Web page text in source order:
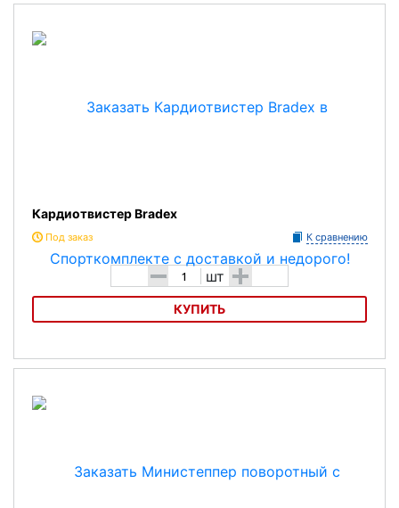
Кардиотвистер Bradex
Под заказ К сравнению
- шт +
КУПИТЬ
Кардиотвистер Bradex